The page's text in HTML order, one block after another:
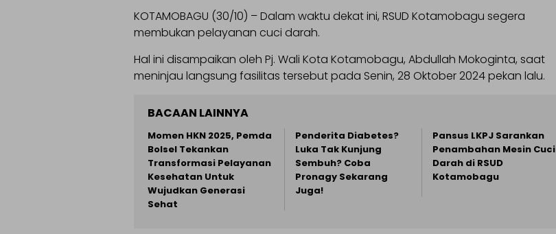
KOTAMOBAGU (30/10) – Dalam waktu dekat ini, RSUD Kotamobagu segera
membukan pelayanan cuci darah.
Hal ini disampaikan oleh Pj. Wali Kota Kotamobagu, Abdullah Mokoginta, saat
meninjau langsung fasilitas tersebut pada Senin, 28 Oktober 2024 pekan lalu.
BACAAN LAINNYA
Momen HKN 2025, Pemda
Bolsel Tekankan
Transformasi Pelayanan
Kesehatan Untuk
Wujudkan Generasi
Sehat
Penderita Diabetes?
Luka Tak Kunjung
Sembuh? Coba
Pronagy Sekarang
Juga!
Pansus LKPJ Sarankan
Penambahan Mesin Cuci
Darah di RSUD
Kotamobagu